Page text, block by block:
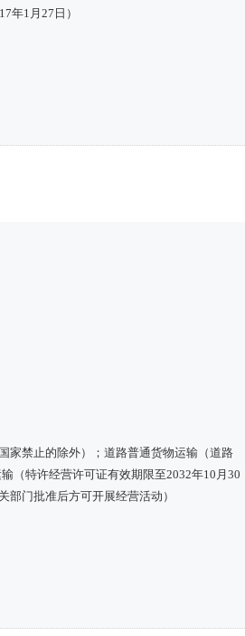
年1月27日）
家禁止的除外）；道路普通货物运输（道路
（特许经营许可证有效期限至2032年10月30
门批准后方可开展经营活动）